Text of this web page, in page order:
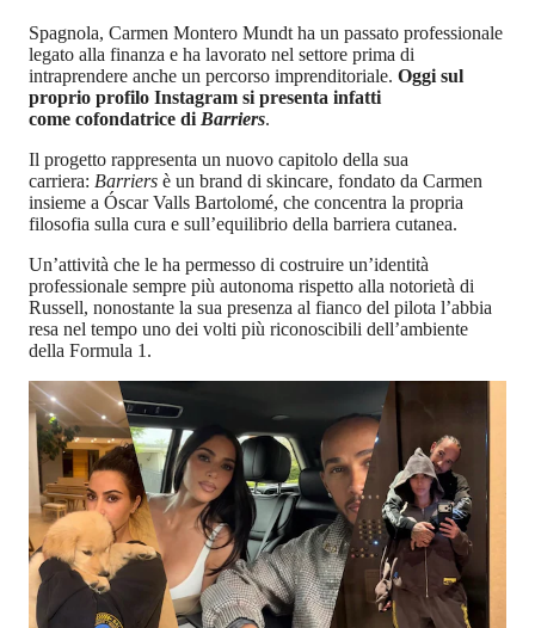
Spagnola, Carmen Montero Mundt ha un passato professionale
legato alla finanza e ha lavorato nel settore prima di
intraprendere anche un percorso imprenditoriale. Oggi sul
proprio profilo Instagram si presenta infatti
come cofondatrice di Barriers.
Il progetto rappresenta un nuovo capitolo della sua
carriera: Barriers è un brand di skincare, fondato da Carmen
insieme a Óscar Valls Bartolomé, che concentra la propria
filosofia sulla cura e sull’equilibrio della barriera cutanea.
Un’attività che le ha permesso di costruire un’identità
professionale sempre più autonoma rispetto alla notorietà di
Russell, nonostante la sua presenza al fianco del pilota l’abbia
resa nel tempo uno dei volti più riconoscibili dell’ambiente
della Formula 1.